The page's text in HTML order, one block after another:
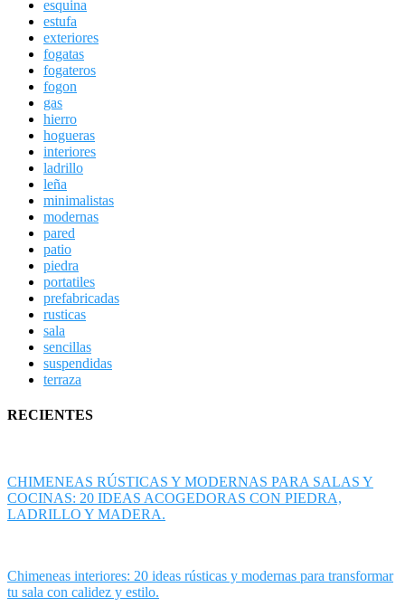
esquina
estufa
exteriores
fogatas
fogateros
fogon
gas
hierro
hogueras
interiores
ladrillo
leña
minimalistas
modernas
pared
patio
piedra
portatiles
prefabricadas
rusticas
sala
sencillas
suspendidas
terraza
RECIENTES
CHIMENEAS RÚSTICAS Y MODERNAS PARA SALAS Y
COCINAS: 20 IDEAS ACOGEDORAS CON PIEDRA,
LADRILLO Y MADERA.
Chimeneas interiores: 20 ideas rústicas y modernas para transformar
tu sala con calidez y estilo.